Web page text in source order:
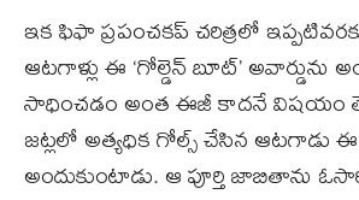
ఇక ఫిఫా ప్రపంచ‌కప్ చరిత్రలో
ఆటగాళ్లు ఈ ‘గోల్డెన్ బూట్‌’ అవార్డును
సాధించడం అంత ఈజీ కాదనే విషయం
జట్లలో అత్యధిక గోల్స్ చేసిన ఆటగాడు ఈ
అందుకుంటాడు. ఆ పూర్తి జాబితాను